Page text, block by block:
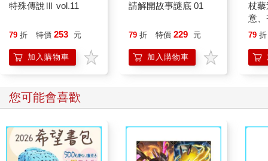
特殊傳說Ⅲ vol.11
79 折 特價 253 元
加入購物車
請解開故事謎底 01
79 折 特價 229 元
加入購物車
杖
意
恭
79 折
您可能會喜歡